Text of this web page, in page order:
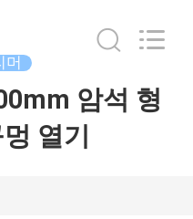
머
암석 형
열기